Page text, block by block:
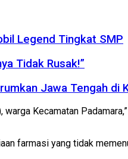
Legend Tingkat SMP
Tidak Rusak!”
Jawa Tengah di
Kecamatan
farmasi yang tidak